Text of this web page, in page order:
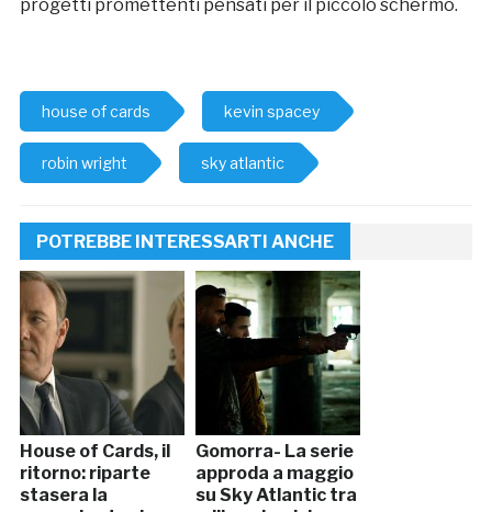
progetti promettenti pensati per il piccolo schermo.
house of cards kevin spacey
robin wright sky atlantic
POTREBBE INTERESSARTI ANCHE
House of Cards, il
ritorno: riparte
stasera la
Gomorra- La serie
approda a maggio
su Sky Atlantic tra